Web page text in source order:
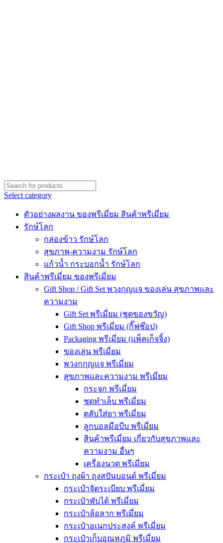
Select category
ตัวอย่างผลงาน ของพรีเมี่ยม สินค้าพรีเมี่ยม
รักษ์โลก
กล่องข้าว รักษ์โลก
สุขภาพ-ความงาม รักษ์โลก
แก้วน้ำ กระบอกน้ำ รักษ์โลก
สินค้าพรีเมี่ยม ของพรีเมี่ยม
Gift Shop / Gift Set พวงกุญแจ ของเล่น สุขภาพและ
ความงาม
Gift Set พรีเมี่ยม (ชุดของขวัญ)
Gift Shop พรีเมี่ยม (กิ๊ฟช๊อป)
Packaging พรีเมี่ยม (แพ็คเก็จจิ้ง)
ของเล่น พรีเมี่ยม
พวงกกุญแจ พรีเมี่ยม
สุขภาพและความงาม พรีเมี่ยม
กระจก พรีเมี่ยม
ชุดทำเล็บ พรีเมี่ยม
ตลับใส่ยา พรีเมี่ยม
ลูกบอลมือบีบ พรีเมี่ยม
สินค้าพรีเมี่ยม เกี่ยวกับสุขภาพและ
ความงาม อื่นๆ
เครื่องนวด พรีเมี่ยม
กระเป๋า ถุงผ้า ถุงสปันบอนด์ พรีเมี่ยม
กระเป๋าจัดระเบียบ พรีเมี่ยม
กระเป๋าพับได้ พรีเมี่ยม
กระเป๋าล้อลาก พรีเมี่ยม
กระเป๋าอเนกประสงค์ พรีเมี่ยม
กระเป๋าเก็บอุณหภูมิ พรีเมี่ยม